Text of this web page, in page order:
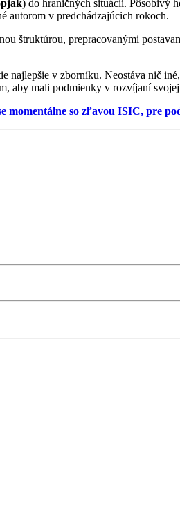
) do hraničných situácií. Pôsobivý
autorom v predchádzajúcich rokoch.
štruktúrou, prepracovanými
v zborníku. Neostáva nič
aby mali podmienky v rozvíjaní
momentálne so zľavou ISIC, pre